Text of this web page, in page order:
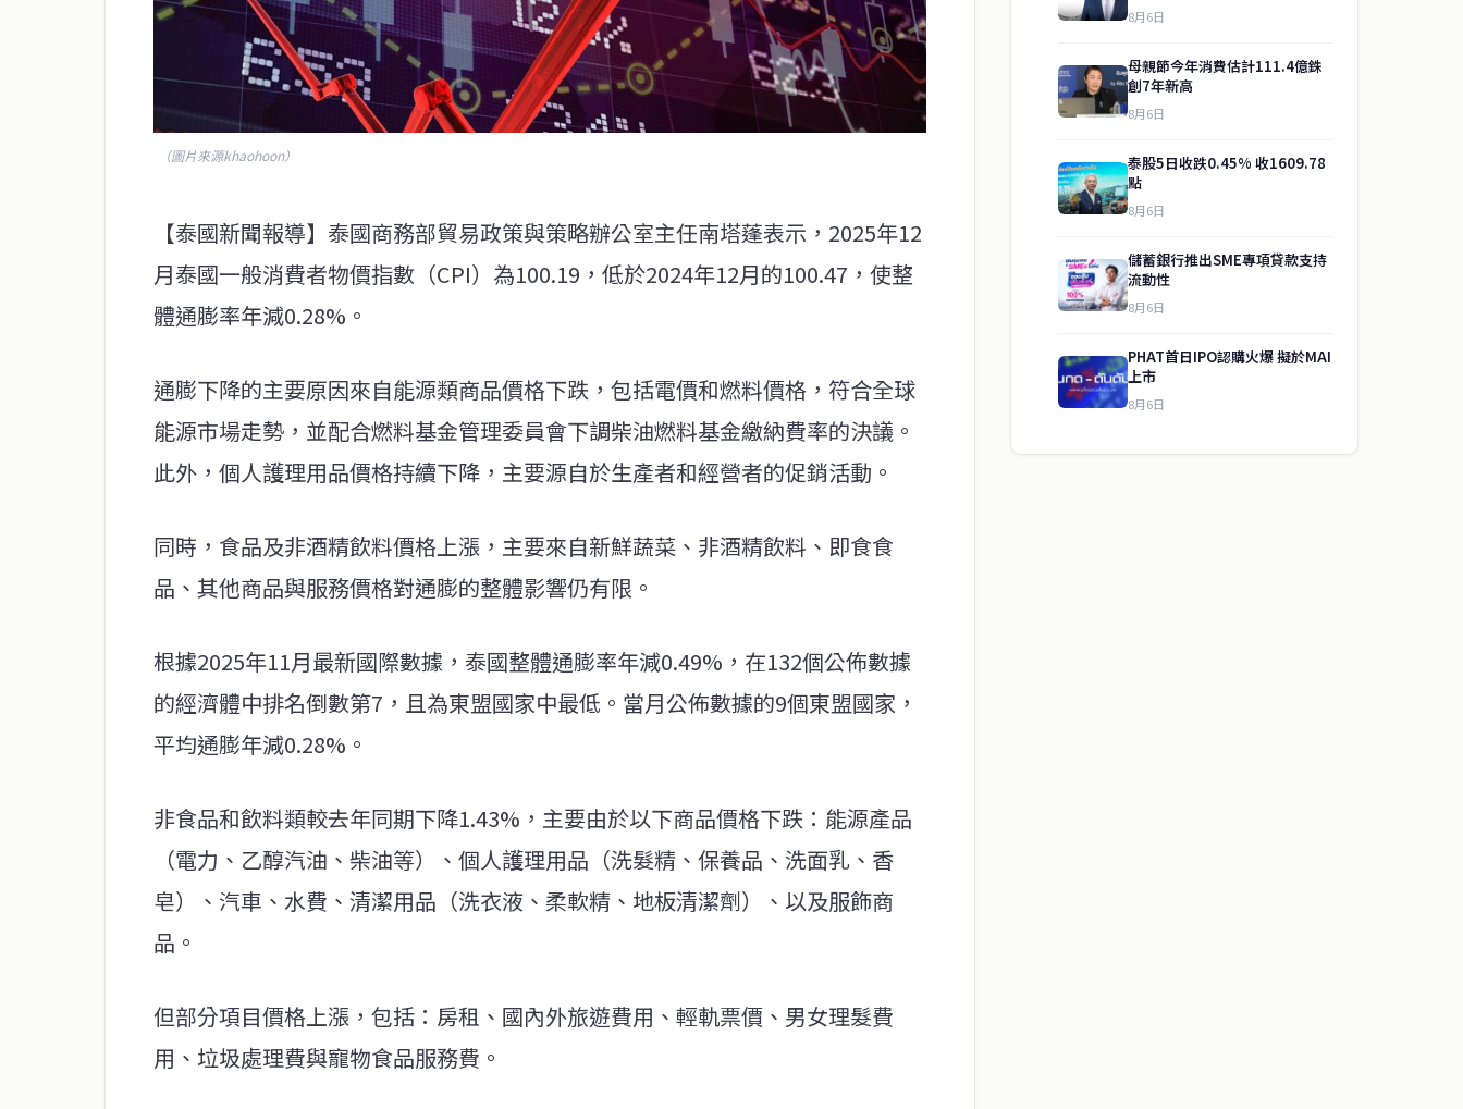
（圖片來源khaohoon）
【泰國新聞報導】泰國商務部貿易政策與策略辦公室主任南塔蓬表示，2025年12
月泰國一般消費者物價指數（CPI）為100.19，低於2024年12月的100.47，使整
體通膨率年減0.28%。
通膨下降的主要原因來自能源類商品價格下跌，包括電價和燃料價格，符合全球
能源市場走勢，並配合燃料基金管理委員會下調柴油燃料基金繳納費率的決議。
此外，個人護理用品價格持續下降，主要源自於生產者和經營者的促銷活動。
同時，食品及非酒精飲料價格上漲，主要來自新鮮蔬菜、非酒精飲料、即食食
品、其他商品與服務價格對通膨的整體影響仍有限。
根據2025年11月最新國際數據，泰國整體通膨率年減0.49%，在132個公佈數據
的經濟體中排名倒數第7，且為東盟國家中最低。當月公佈數據的9個東盟國家，
平均通膨年減0.28%。
非食品和飲料類較去年同期下降1.43%，主要由於以下商品價格下跌：能源產品
（電力、乙醇汽油、柴油等）、個人護理用品（洗髮精、保養品、洗面乳、香
皂）、汽車、水費、清潔用品（洗衣液、柔軟精、地板清潔劑）、以及服飾商
品。
但部分項目價格上漲，包括：房租、國內外旅遊費用、輕軌票價、男女理髮費
用、垃圾處理費與寵物食品服務費。
8月6日
母親節今年消費估計111.4億銖
創7年新高
8月6日
泰股5日收跌0.45% 收1609.78
點
8月6日
儲蓄銀行推出SME專項貸款支持
流動性
8月6日
PHAT首日IPO認購火爆 擬於MAI
上市
8月6日